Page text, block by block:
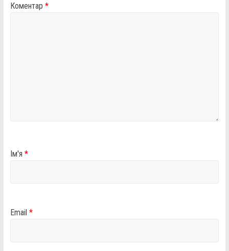
Коментар *
Ім'я *
Email *